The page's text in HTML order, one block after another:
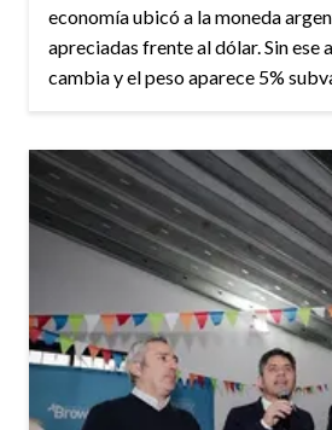
economía ubicó a la moneda
apreciadas frente al dólar. Sin ese
cambia y el peso aparece 5%